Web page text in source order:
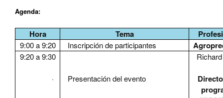
Agenda:
Hora Tema
9:00 a 9:20
· Inscripción de participantes
9:20 a 9:30
· Presentación del evento